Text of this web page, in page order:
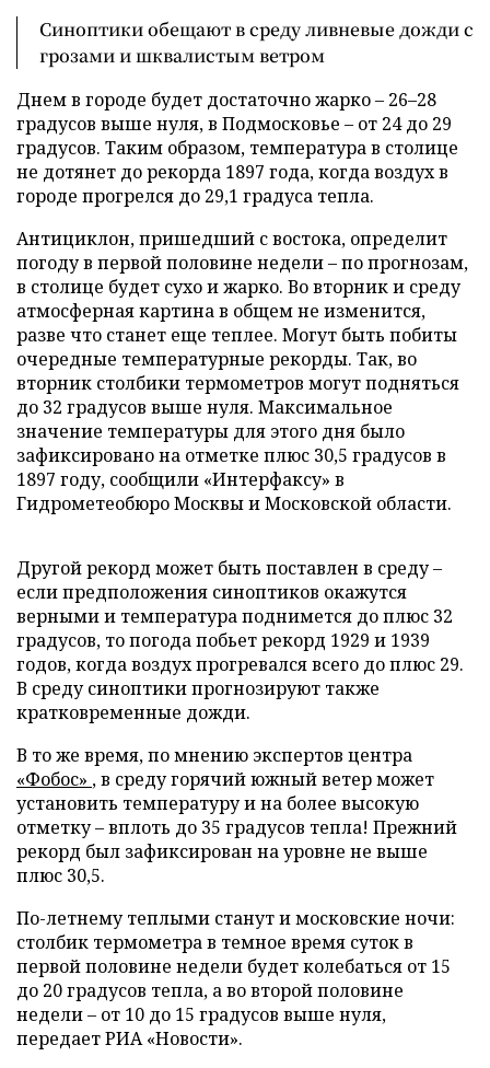
Синоптики обещают в среду ливневые дожди с
грозами и шквалистым ветром
Днем в городе будет достаточно жарко – 26–28
градусов выше нуля, в Подмосковье – от 24 до 29
градусов. Таким образом, температура в столице
не дотянет до рекорда 1897 года, когда воздух в
городе прогрелся до 29,1 градуса тепла.
Антициклон, пришедший с востока, определит
погоду в первой половине недели – по прогнозам,
в столице будет сухо и жарко. Во вторник и среду
атмосферная картина в общем не изменится,
разве что станет еще теплее. Могут быть побиты
очередные температурные рекорды. Так, во
вторник столбики термометров могут подняться
до 32 градусов выше нуля. Максимальное
значение температуры для этого дня было
зафиксировано на отметке плюс 30,5 градусов в
1897 году, сообщили «Интерфаксу» в
Гидрометеобюро Москвы и Московской области.
Другой рекорд может быть поставлен в среду –
если предположения синоптиков окажутся
верными и температура поднимется до плюс 32
градусов, то погода побьет рекорд 1929 и 1939
годов, когда воздух прогревался всего до плюс 29.
В среду синоптики прогнозируют также
кратковременные дожди.
В то же время, по мнению экспертов центра
«Фобос» , в среду горячий южный ветер может
установить температуру и на более высокую
отметку – вплоть до 35 градусов тепла! Прежний
рекорд был зафиксирован на уровне не выше
плюс 30,5.
По-летнему теплыми станут и московские ночи:
столбик термометра в темное время суток в
первой половине недели будет колебаться от 15
до 20 градусов тепла, а во второй половине
недели – от 10 до 15 градусов выше нуля,
передает РИА «Новости».